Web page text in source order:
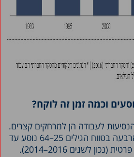
וכמה זמן זה לוקח?
לעבודה הן למרחקים קצרים.
כל עובד שלישי מתוך ארבעה בטווח הגילים 25–64 נוסע עד
20 ק"מ, לרוב במכונית פרטית (נכון לשנים 2016–2014).